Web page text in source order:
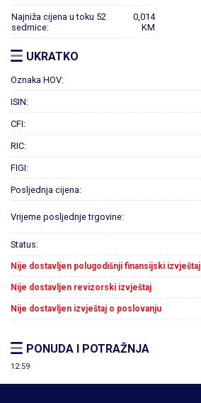
Najniža cijena u toku 52
sedmice:
0,014
KM
UKRATKO
Oznaka HOV:
ISIN:
CFI:
RIC:
FIGI:
Posljednja cijena:
Vrijeme posljednje trgovine:
Status:
Nije dostavljen polugodišnji finansijski izvještaj
Nije dostavljen revizorski izvještaj
Nije dostavljen izvještaj o poslovanju
PONUDA I POTRAŽNJA
12:59